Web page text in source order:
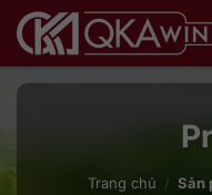
qua
dung
Trang chủ / Sản